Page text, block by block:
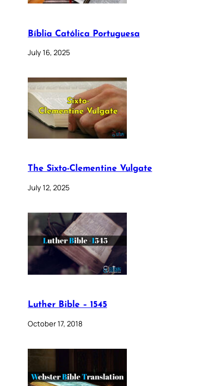
Bíblia Católica Portuguesa
July 16, 2025
The Sixto-Clementine Vulgate
July 12, 2025
Luther Bible – 1545
October 17, 2018